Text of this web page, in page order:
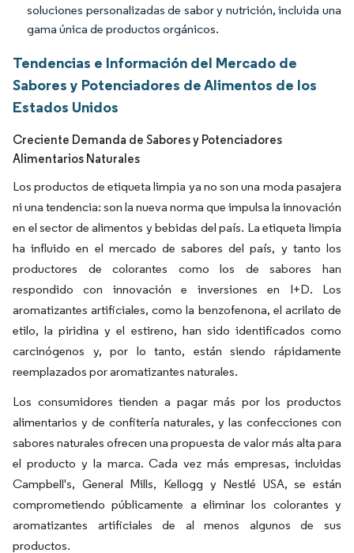
soluciones personalizadas de sabor y nutrición, incluida una
gama única de productos orgánicos.
Tendencias e Información del Mercado de
Sabores y Potenciadores de Alimentos de los
Estados Unidos
Creciente Demanda de Sabores y Potenciadores
Alimentarios Naturales
Los productos de etiqueta limpia ya no son una moda pasajera
ni una tendencia: son la nueva norma que impulsa la innovación
en el sector de alimentos y bebidas del país. La etiqueta limpia
ha influido en el mercado de sabores del país, y tanto los
productores de colorantes como los de sabores han
respondido con innovación e inversiones en I+D. Los
aromatizantes artificiales, como la benzofenona, el acrilato de
etilo, la piridina y el estireno, han sido identificados como
carcinógenos y, por lo tanto, están siendo rápidamente
reemplazados por aromatizantes naturales.
Los consumidores tienden a pagar más por los productos
alimentarios y de confitería naturales, y las confecciones con
sabores naturales ofrecen una propuesta de valor más alta para
el producto y la marca. Cada vez más empresas, incluidas
Campbell's, General Mills, Kellogg y Nestlé USA, se están
comprometiendo públicamente a eliminar los colorantes y
aromatizantes artificiales de al menos algunos de sus
productos.